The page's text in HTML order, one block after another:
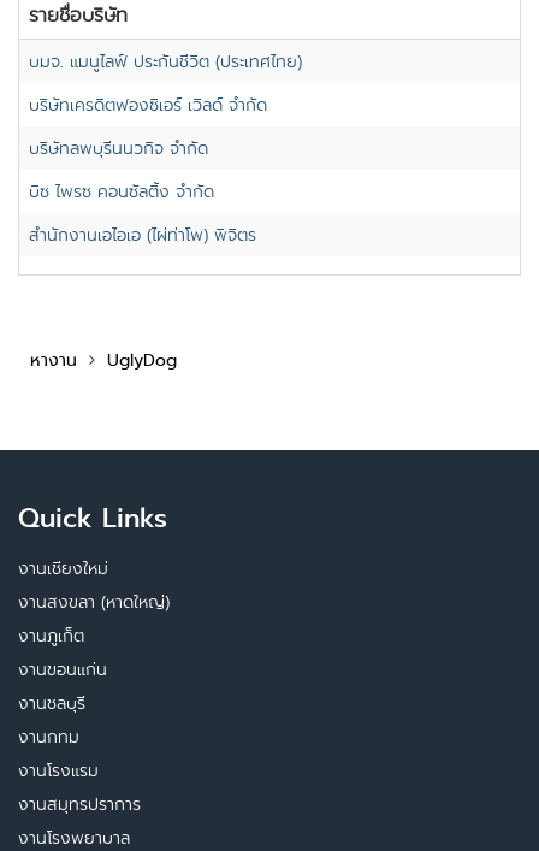
รายชื่อบริษัท
บมจ. แมนูไลฟ์ ประกันชีวิต (ประเทศไทย)
บริษัทเครดิตฟองซิเอร์ เวิลด์ จำกัด
บริษัทลพบุรีนนวกิจ จำกัด
บิซ ไพรซ คอนซัลติ้ง จำกัด
สำนักงานเอไอเอ (ไผ่ท่าโพ) พิจิตร
หางาน UglyDog
Quick Links
งานเชียงใหม่
งานสงขลา (หาดใหญ่)
งานภูเก็ต
งานขอนแก่น
งานชลบุรี
งานกทม
งานโรงแรม
งานสมุทรปราการ
งานโรงพยาบาล